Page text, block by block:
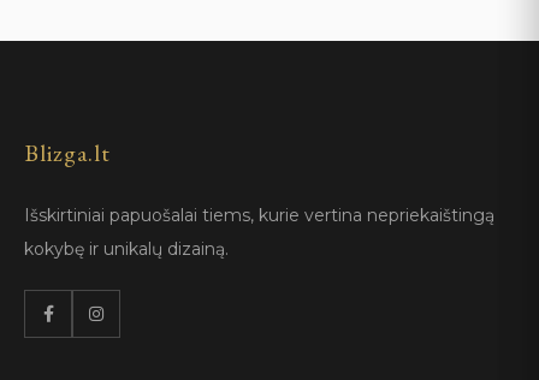
Blizga.lt
Išskirtiniai papuošalai tiems, kurie vertina nepriekaištingą
kokybę ir unikalų dizainą.